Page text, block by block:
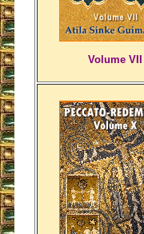
Volume VII